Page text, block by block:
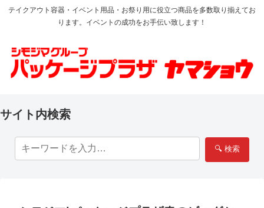
テイクアウト容器・イベント用品・お祭り用に役立つ商品を多数取り揃えてお
ります。イベントの成功をお手伝い致します！
サイト内検索
🔍 検索